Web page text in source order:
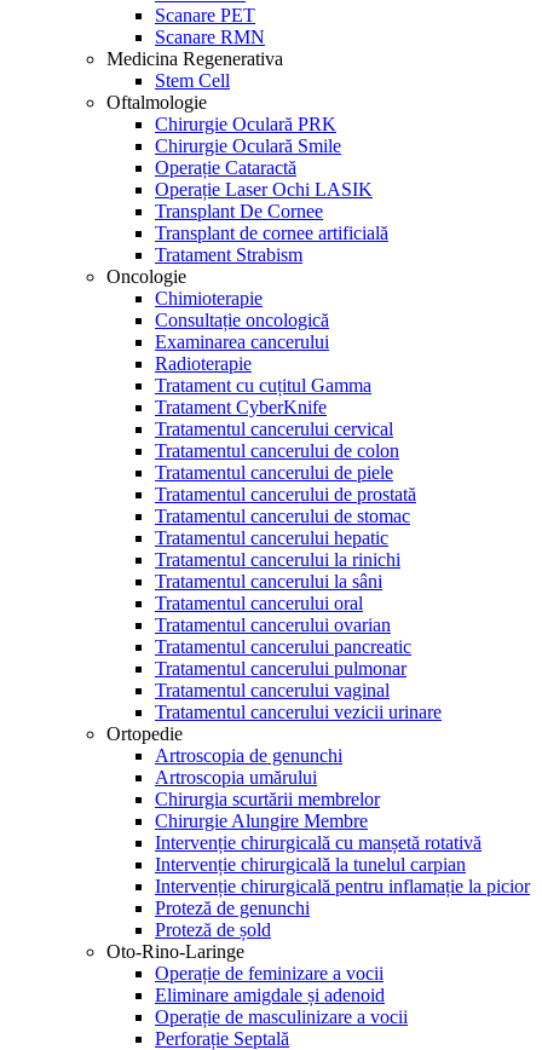
Scanare PET
Scanare RMN
Medicina Regenerativa
Stem Cell
Oftalmologie
Chirurgie Oculară PRK
Chirurgie Oculară Smile
Operație Cataractă
Operație Laser Ochi LASIK
Transplant De Cornee
Transplant de cornee artificială
Tratament Strabism
Oncologie
Chimioterapie
Consultație oncologică
Examinarea cancerului
Radioterapie
Tratament cu cuțitul Gamma
Tratament CyberKnife
Tratamentul cancerului cervical
Tratamentul cancerului de colon
Tratamentul cancerului de piele
Tratamentul cancerului de prostată
Tratamentul cancerului de stomac
Tratamentul cancerului hepatic
Tratamentul cancerului la rinichi
Tratamentul cancerului la sâni
Tratamentul cancerului oral
Tratamentul cancerului ovarian
Tratamentul cancerului pancreatic
Tratamentul cancerului pulmonar
Tratamentul cancerului vaginal
Tratamentul cancerului vezicii urinare
Ortopedie
Artroscopia de genunchi
Artroscopia umărului
Chirurgia scurtării membrelor
Chirurgie Alungire Membre
Intervenție chirurgicală cu manșetă rotativă
Intervenție chirurgicală la tunelul carpian
Intervenție chirurgicală pentru inflamație la picior
Proteză de genunchi
Proteză de șold
Oto-Rino-Laringe
Operație de feminizare a vocii
Eliminare amigdale și adenoid
Operație de masculinizare a vocii
Perforație Septală